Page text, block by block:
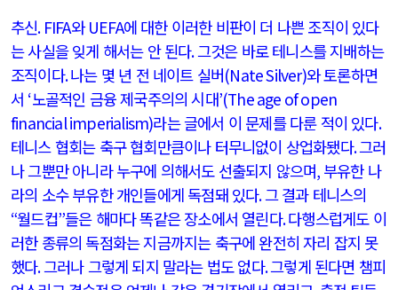
추신. FIFA와UEFA에 대한 이러한 비판이 더 나쁜 조직이 있다
는 사실을 잊게 해서는 안 된다.그것은 바로 테니스를 지배하는
조직이다.나는 몇 년 전 네이트 실버(Nate Silver)와 토론하면
서 ‘노골적인 금융 제국주의의 시대’(The age of open
financial imperialism)라는 글에서 이 문제를 다룬 적이 있다.
테니스 협회는 축구 협회만큼이나 터무니없이 상업화됐다.그러
나 그뿐만 아니라 누구에 의해서도 선출되지 않으며, 부유한 나
라의 소수 부유한 개인들에게 독점돼 있다.그 결과 테니스의
“월드컵”들은 해마다 똑같은 장소에서 열린다.다행스럽게도 이
러한 종류의 독점화는 지금까지는 축구에 완전히 자리 잡지 못
했다.그러나 그렇게 되지 말라는 법도 없다.그렇게 된다면 챔피